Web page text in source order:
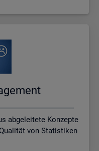
abgeleitete Konzepte
von Statistiken